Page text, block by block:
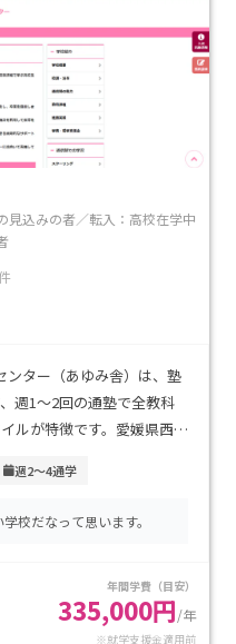
見込みの者／転入：高校在学中
ンター（あゆみ舎）は、塾
週1～2回の通塾で全教科
ルが特徴です。愛媛県西条
映像授業や個別指導で基
おり、学費は塾の授業料と
い水準です。自宅中心の学
週2～4通学
校だなって思います。
年間学費（目安）
335,000円/年
※就学支援金適用前